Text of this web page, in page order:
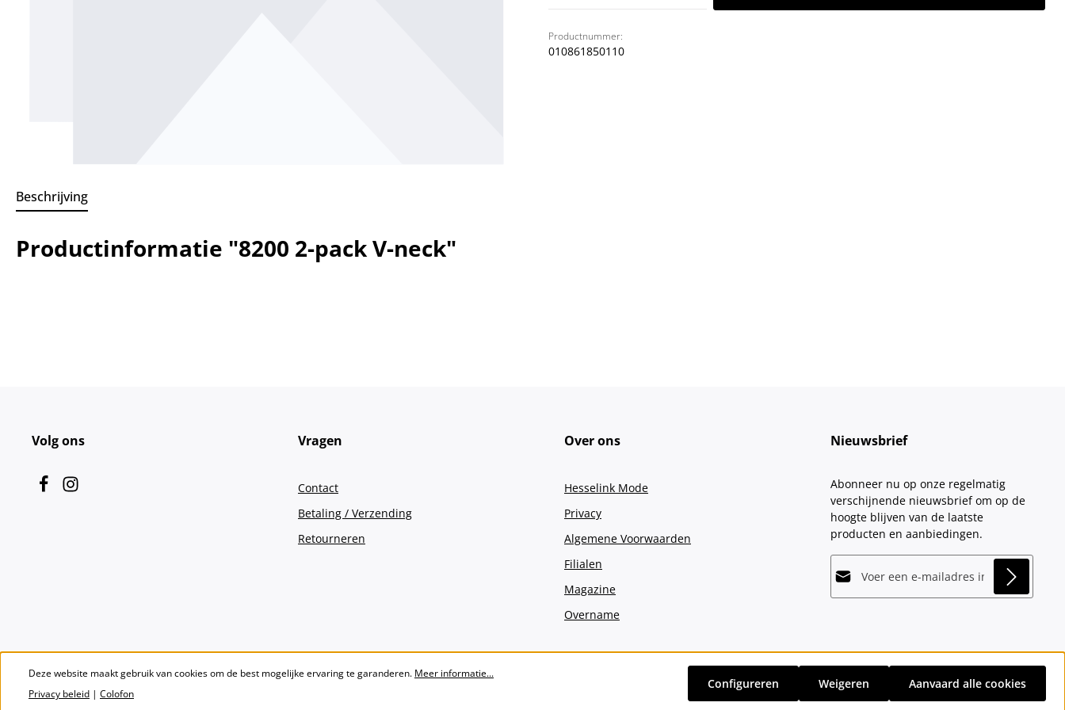
Productnummer:
010861850110
Beschrijving
Productinformatie "8200 2-pack V-neck"
Volg ons Vragen
Contact
Betaling / Verzending
Retourneren
Over ons
Hesselink Mode
Privacy
Algemene Voorwaarden
Filialen
Magazine
Overname
Nieuwsbrief
Abonneer nu op onze regelmatig
verschijnende nieuwsbrief om op de
hoogte blijven van de laatste
producten en aanbiedingen.
u dat u onze
gegevensbeschermingsinformatiehebt
gelezen en onze
algemene voorwaardenhebt
verzendkostenen eventuele bezorgkosten, indien niet anders vermeld.
Deze website maakt gebruik van cookies om de best mogelijke ervaring te garanderen. Meer informatie...
Privacy beleid | Colofon
Weigeren
Configureren Aanvaard alle cookies